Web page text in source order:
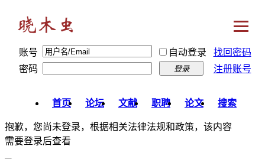
账号 自动登录
找回密码
密码
登录 注册账号
首页 论坛 文献 职聘 论文 搜索
抱歉，您尚未登录，根据相关法律法规和政策，该内容
需要登录后查看